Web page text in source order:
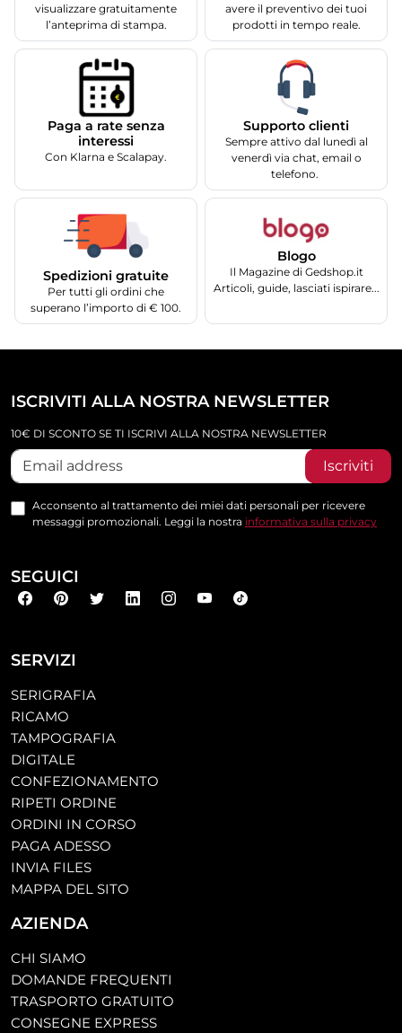
visualizzare gratuitamente
l’anteprima di stampa.
avere il preventivo dei tuoi
prodotti in tempo reale.
Paga a rate senza
interessi
Con Klarna e Scalapay.
Supporto clienti
Sempre attivo dal lunedì al
venerdì via chat, email o
telefono.
Spedizioni gratuite
Per tutti gli ordini che
superano l’importo di € 100.
Blogo
Il Magazine di Gedshop.it
Articoli, guide, lasciati ispirare...
SERVIZI
SERIGRAFIA
RICAMO
TAMPOGRAFIA
DIGITALE
CONFEZIONAMENTO
RIPETI ORDINE
ORDINI IN CORSO
PAGA ADESSO
INVIA FILES
MAPPA DEL SITO
AZIENDA
CHI SIAMO
DOMANDE FREQUENTI
TRASPORTO GRATUITO
CONSEGNE EXPRESS
ISCRIVITI ALLA NOSTRA NEWSLETTER
10€ DI SCONTO SE TI ISCRIVI ALLA NOSTRA NEWSLETTER
Iscriviti
Acconsento al trattamento dei miei dati personali per ricevere
messaggi promozionali. Leggi la nostra informativa sulla privacy
SEGUICI